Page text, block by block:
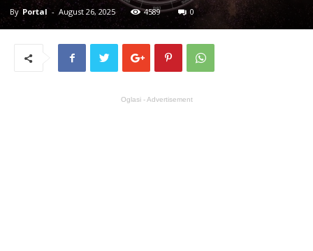
By Portal - August 26, 2025 4589 0
Oglasi - Advertisement